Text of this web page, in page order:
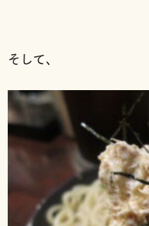
そして、